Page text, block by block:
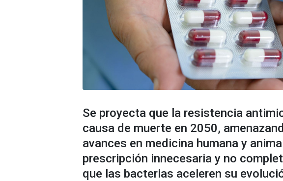
Se proyecta que la resistencia
causa de muerte en 2050,
avances en medicina humana y
prescripción innecesaria y no
que las bacterias aceleren su